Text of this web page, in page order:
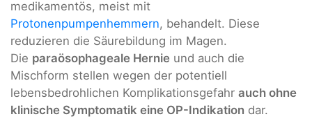
medikamentös, meist mit
Protonenpumpenhemmern, behandelt. Diese
reduzieren die Säurebildung im Magen.
Die paraösophageale Hernie und auch die
Mischform stellen wegen der potentiell
lebensbedrohlichen Komplikationsgefahr auch ohne
klinische Symptomatik eine OP-Indikation dar.